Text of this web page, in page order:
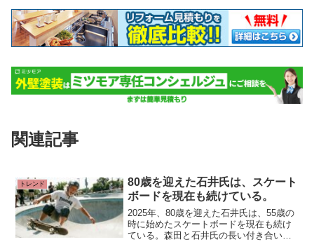
関連記事
トレンド
80歳を迎えた石井氏は、スケート
ボードを現在も続けている。
2025年、80歳を迎えた石井氏は、55歳の
時に始めたスケートボードを現在も続け
ている。森田と石井氏の長い付き合いの